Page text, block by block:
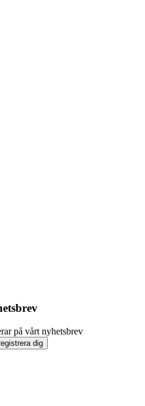
på vårt nyhetsbrev
dig